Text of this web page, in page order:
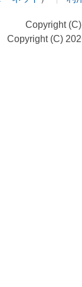
Copyright
Copyright (C)